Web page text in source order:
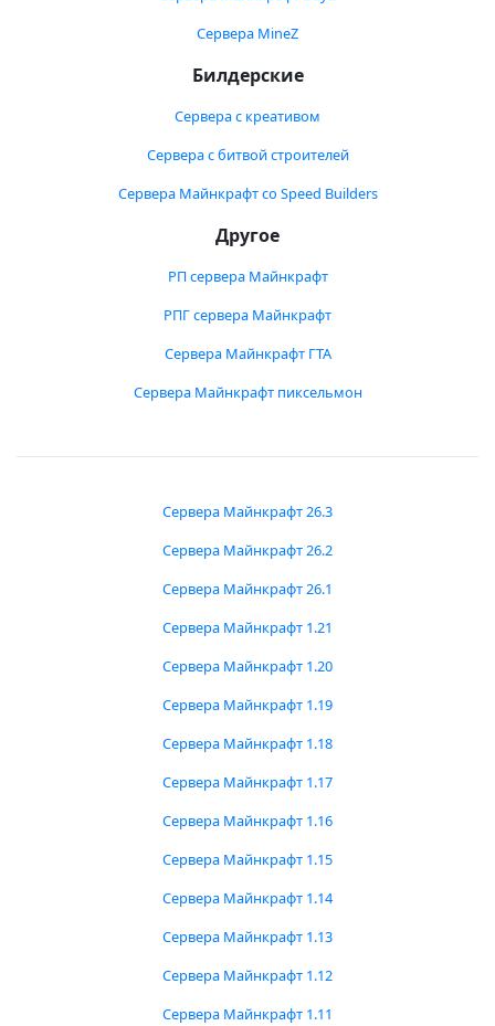
Сервера MineZ
Билдерские
Сервера с креативом
Сервера с битвой строителей
Сервера Майнкрафт со Speed Builders
Другое
РП сервера Майнкрафт
РПГ сервера Майнкрафт
Сервера Майнкрафт ГТА
Сервера Майнкрафт пиксельмон
Сервера Майнкрафт 26.3
Сервера Майнкрафт 26.2
Сервера Майнкрафт 26.1
Сервера Майнкрафт 1.21
Сервера Майнкрафт 1.20
Сервера Майнкрафт 1.19
Сервера Майнкрафт 1.18
Сервера Майнкрафт 1.17
Сервера Майнкрафт 1.16
Сервера Майнкрафт 1.15
Сервера Майнкрафт 1.14
Сервера Майнкрафт 1.13
Сервера Майнкрафт 1.12
Сервера Майнкрафт 1.11